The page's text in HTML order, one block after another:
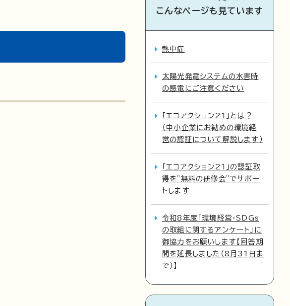
こんなページも見ています
熱中症
太陽光発電システムの水害時
の感電にご注意ください
「エコアクション21」とは？
（中小企業にお勧めの環境経
営の認証について解説します）
「エコアクション21」の認証取
得を"無料の研修会"でサポー
トします
令和8年度「環境経営・SDGs
の取組に関するアンケート」に
御協力をお願いします【回答期
間を延長しました（8月31日ま
で）】